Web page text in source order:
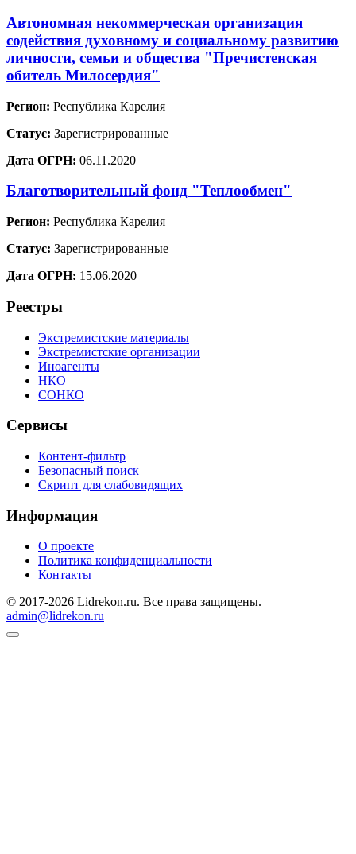
Автономная некоммерческая организация
содействия духовному и социальному развитию
личности, семьи и общества "Пречистенская
обитель Милосердия"
Регион: Республика Карелия
Статус: Зарегистрированные
Дата ОГРН: 06.11.2020
Благотворительный фонд "Теплообмен"
Регион: Республика Карелия
Статус: Зарегистрированные
Дата ОГРН: 15.06.2020
Реестры
Экстремистские материалы
Экстремистские организации
Иноагенты
НКО
СОНКО
Сервисы
Контент-фильтр
Безопасный поиск
Скрипт для слабовидящих
Информация
О проекте
Политика конфиденциальности
Контакты
© 2017-2026 Lidrekon.ru. Все права защищены.
admin@lidrekon.ru